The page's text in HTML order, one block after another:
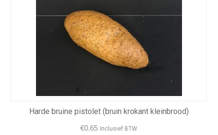
Harde bruine pistolet (bruin krokant kleinbrood)
€0.65 Inclusief BTW